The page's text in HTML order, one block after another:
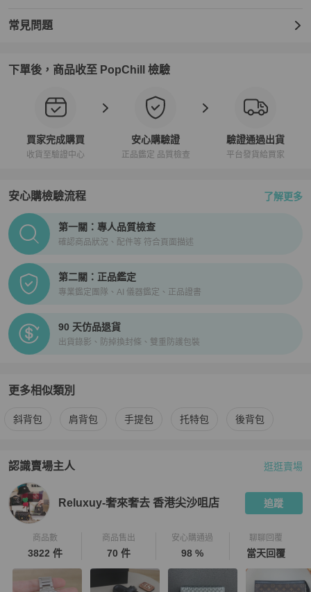
常見問題
下單後，商品收至 PopChill 檢驗
買家完成購買
收貨至驗證中心
安心購驗證
正品鑑定 品質檢查
驗證通過出貨
平台發貨給買家
安心購檢驗流程 了解更多
PopChill拍拍圈正品驗證、安心購檢驗流程介紹
第一關：專人品質檢查
確認商品狀況、配件等 符合頁面描述
第二關：正品鑑定
專業鑑定團隊、AI 儀器鑑定、正品證書
90 天仿品退貨
出貨錄影、防掉換封條、雙重防護包裝
更多相似類別
更多Bottega Veneta 相似商品推薦
斜背包 肩背包 手提包 托特包 後背包
認識賣場主人
PopChill 拍拍圈嚴選賣家 Reluxuy-奢來奢去 香港尖沙咀店介紹
逛逛賣場
Reluxuy-奢來奢去 香港尖沙咀店 追蹤
商品數
3822 件
商品售出
70 件
安心購通過
98 %
聊聊回覆
當天回覆